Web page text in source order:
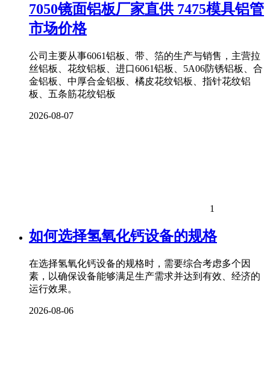
7050镜面铝板厂家直供 7475模具铝管
市场价格
公司主要从事6061铝板、带、箔的生产与销售，主营拉
丝铝板、花纹铝板、进口6061铝板、5A06防锈铝板、合
金铝板、中厚合金铝板、橘皮花纹铝板、指针花纹铝
板、五条筋花纹铝板
2026-08-07
1
如何选择氢氧化钙设备的规格
在选择氢氧化钙设备的规格时，需要综合考虑多个因
素，以确保设备能够满足生产需求并达到有效、经济的
运行效果。
2026-08-06